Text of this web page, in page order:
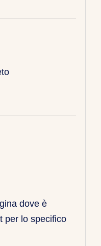
dove è
per lo specifico